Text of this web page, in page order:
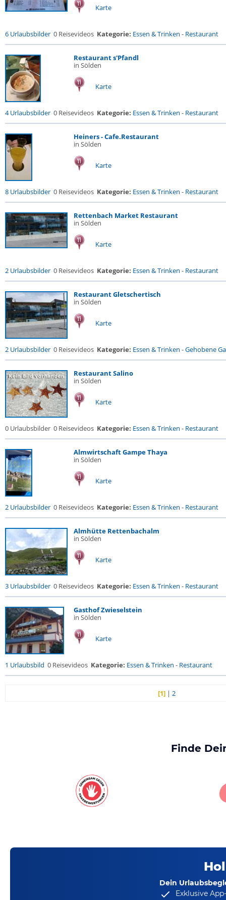
Karte
6 Urlaubsbilder 0 Reisevideos Kategorie: Essen & Trinken - Restaurant
Restaurant s'Pfandl
in Sölden
Karte
4 Urlaubsbilder 0 Reisevideos Kategorie: Essen & Trinken - Restaurant
Heiners - Cafe.Restaurant
in Sölden
Karte
8 Urlaubsbilder 0 Reisevideos Kategorie: Essen & Trinken - Restaurant
Rettenbach Market Restaurant
in Sölden
Karte
2 Urlaubsbilder 0 Reisevideos Kategorie: Essen & Trinken - Restaurant
Restaurant Gletschertisch
in Sölden
Karte
2 Urlaubsbilder 0 Reisevideos Kategorie: Essen & Trinken -Gehobene
Restaurant Salino
in Sölden
Karte
0 Urlaubsbilder 0 Reisevideos Kategorie: Essen & Trinken - Restaurant
Almwirtschaft Gampe Thaya
in Sölden
Karte
2 Urlaubsbilder 0 Reisevideos Kategorie: Essen & Trinken - Restaurant
Almhütte Rettenbachalm
in Sölden
Karte
3 Urlaubsbilder 0 Reisevideos Kategorie: Essen & Trinken - Restaurant
Gasthof Zwieselstein
in Sölden
Karte
1 Urlaubsbild 0 Reisevideos Kategorie: Essen & Trinken - Restaurant
[1] |2
Finde
Dein
Exklusive